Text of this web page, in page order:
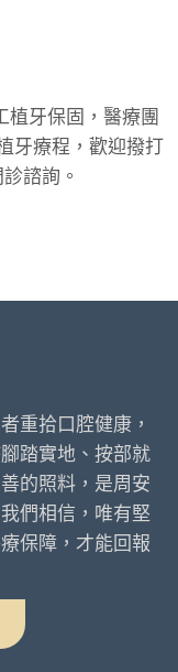
植牙保固，醫療團
牙療程，歡迎撥打
諮詢。
重拾口腔健康，
踏實地、按部就
的照料，是周安
們相信，唯有堅
保障，才能回報